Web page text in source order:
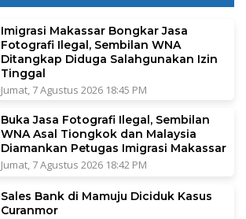
Imigrasi Makassar Bongkar Jasa
Fotografi Ilegal, Sembilan WNA
Ditangkap Diduga Salahgunakan Izin
Tinggal
Jumat, 7 Agustus 2026 18:45 PM
Buka Jasa Fotografi Ilegal, Sembilan
WNA Asal Tiongkok dan Malaysia
Diamankan Petugas Imigrasi Makassar
Jumat, 7 Agustus 2026 18:42 PM
Sales Bank di Mamuju Diciduk Kasus
Curanmor